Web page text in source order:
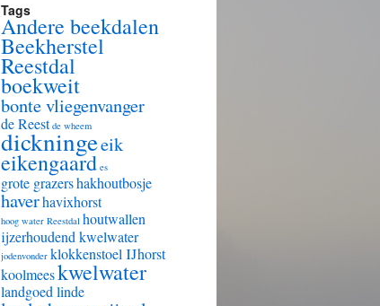
Tags
Andere beekdalen
Beekherstel
Reestdal
boekweit
bonte vliegenvanger
de Reest de wheem
dickningeeik
eikengaard es
grote grazershakhoutbosje
haverhavixhorst
hoog water Reestdal houtwallen
ijzerhoudend kwelwater
jodenvonder klokkenstoel IJhorst
koolmeeskwelwater
landgoed linde